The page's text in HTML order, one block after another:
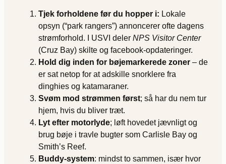
Tjek forholdene før du hopper i: Lokale
opsyn (“park rangers”) annoncerer ofte dagens
strømforhold. I USVI deler NPS Visitor Center
(Cruz Bay) skilte og facebook-opdateringer.
Hold dig inden for bøjemarkerede zoner – de
er sat netop for at adskille snorklere fra
dinghies og katamaraner.
Svøm mod strømmen først; så har du nem tur
hjem, hvis du bliver træt.
Lyt efter motorlyde; løft hovedet jævnligt og
brug bøje i travle bugter som Carlisle Bay og
Smith’s Reef.
Buddy-system: mindst to sammen, især hvor